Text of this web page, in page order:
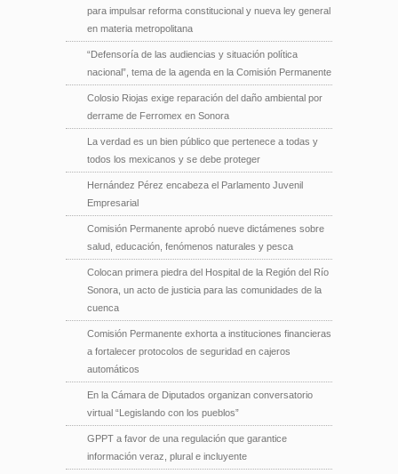
para impulsar reforma constitucional y nueva ley general
en materia metropolitana
“Defensoría de las audiencias y situación política
nacional”, tema de la agenda en la Comisión Permanente
Colosio Riojas exige reparación del daño ambiental por
derrame de Ferromex en Sonora
La verdad es un bien público que pertenece a todas y
todos los mexicanos y se debe proteger
Hernández Pérez encabeza el Parlamento Juvenil
Empresarial
Comisión Permanente aprobó nueve dictámenes sobre
salud, educación, fenómenos naturales y pesca
Colocan primera piedra del Hospital de la Región del Río
Sonora, un acto de justicia para las comunidades de la
cuenca
Comisión Permanente exhorta a instituciones financieras
a fortalecer protocolos de seguridad en cajeros
automáticos
En la Cámara de Diputados organizan conversatorio
virtual “Legislando con los pueblos”
GPPT a favor de una regulación que garantice
información veraz, plural e incluyente